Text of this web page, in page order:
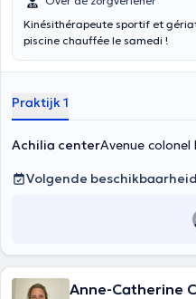
Kinésithérapeute sportif et
piscine chauffée le samedi !
Praktijk 1
Achilia center
Volgende beschikbaarheid
Anne-Catherine